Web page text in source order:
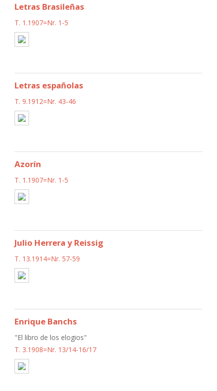
Letras Brasileñas
T. 1.1907=Nr. 1-5
Letras españolas
T. 9.1912=Nr. 43-46
Azorín
T. 1.1907=Nr. 1-5
Julio Herrera y Reissig
T. 13.1914=Nr. 57-59
Enrique Banchs
"El libro de los elogios"
T. 3.1908=Nr. 13/14-16/17